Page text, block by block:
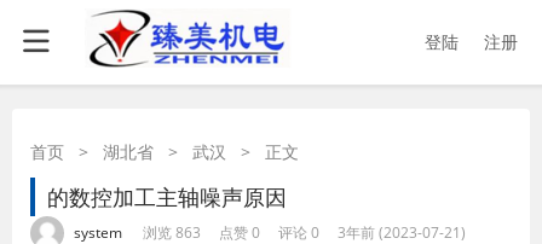
登陆 注册
首页 > 湖北省 > 武汉 > 正文
的数控加工主轴噪声原因
system 浏览 863 点赞 0 评论 0 3年前 (2023-07-21)